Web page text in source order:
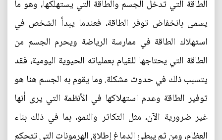
الطاقة التي تدخل الجسم والطاقة التي يستهلكها، وهو ما
يسمى بانخفاض توفر الطاقة، فعندما يبدأ الشخص في
استهلاك الطاقة في ممارسة الرياضة ويحرم الجسم من
الطاقة التي يحتاجها للقيام بعملياته الحيوية اليومية، فقد
يتسبب ذلك في حدوث مشكلة. وما يقوم به الجسم هنا هو
توفير الطاقة وعدم استهلاكها في الأنظمة التي يرى أنها
غير ضرورية الآن، مثل التكاثر والنمو، بما في ذلك بناء
العظام، ومن ثم يبطئ الدماغ إطلاق الهرمونات التي تتحكم